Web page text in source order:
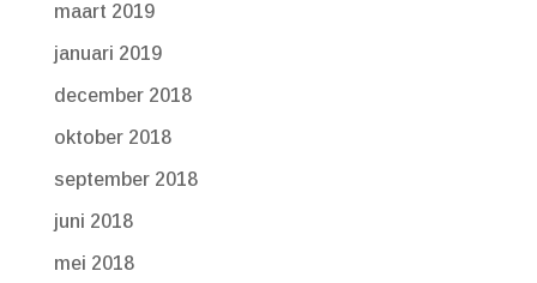
maart 2019
januari 2019
december 2018
oktober 2018
september 2018
juni 2018
mei 2018